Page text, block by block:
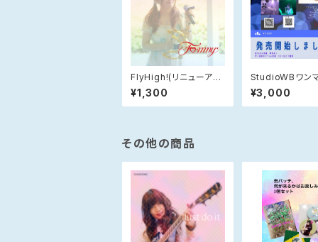
FlyHigh!(リニューアル
ver.)
¥1,300
StudioWBワン
イブDVD
¥3,000
その他の商品